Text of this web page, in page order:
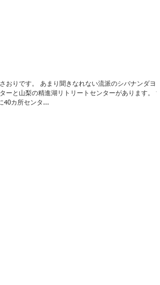
りです。 あまり聞きなれない流派のシバナンダヨガ
と山梨の精進湖リトリートセンターがあります。 世
40カ所センタ...